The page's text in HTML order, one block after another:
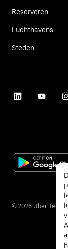
Reserveren
Luchthavens
Steden
© 2026 Uber